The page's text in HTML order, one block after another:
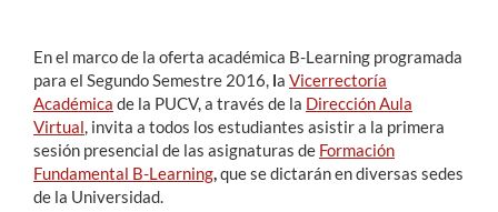
Funcionarios
Alumni
English
En el marco de la oferta académica B-Learning programada
para el Segundo Semestre 2016, la Vicerrectoría
Académica de la PUCV, a través de la Dirección Aula
Virtual, invita a todos los estudiantes asistir a la primera
sesión presencial de las asignaturas de Formación
Fundamental B-Learning,que se dictarán en diversas sedes
de la Universidad.